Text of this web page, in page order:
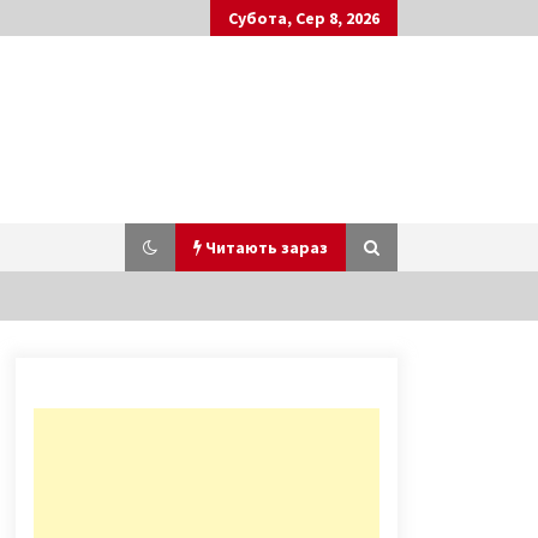
Субота, Сер 8, 2026
Читають зараз